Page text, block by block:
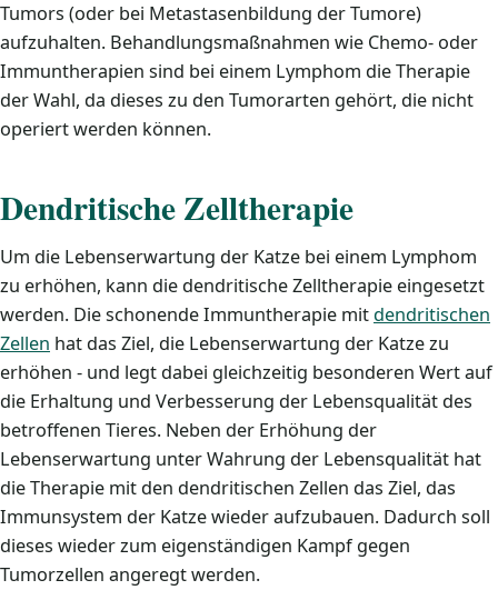
Tumors (oder bei Metastasenbildung der Tumore)
aufzuhalten. Behandlungsmaßnahmen wie Chemo- oder
Immuntherapien sind bei einem Lymphom die Therapie
der Wahl, da dieses zu den Tumorarten gehört, die nicht
operiert werden können.
Dendritische Zelltherapie
Um die Lebenserwartung der Katze bei einem Lymphom
zu erhöhen, kann die dendritische Zelltherapie eingesetzt
werden. Die schonende Immuntherapie mitdendritischen
Zellen hat das Ziel, die Lebenserwartung der Katze zu
erhöhen - und legt dabei gleichzeitig besonderen Wert auf
die Erhaltung und Verbesserung der Lebensqualität des
betroffenen Tieres. Neben der Erhöhung der
Lebenserwartung unter Wahrung der Lebensqualität hat
die Therapie mit den dendritischen Zellen das Ziel, das
Immunsystem der Katze wieder aufzubauen. Dadurch soll
dieses wieder zum eigenständigen Kampf gegen
Tumorzellen angeregt werden.